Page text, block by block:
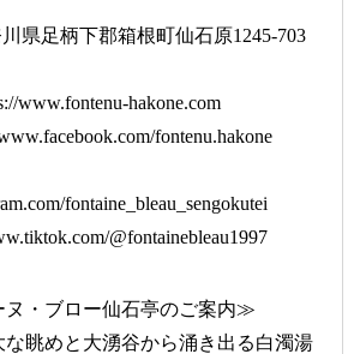
県足柄下郡箱根町仙石原1245-703
www.fontenu-hakone.com
fontenu.hakone
fontaine_bleau_sengokutei
@fontainebleau1997
・ブロー仙石亭のご案内≫
眺めと大湧谷から涌き出る白濁湯